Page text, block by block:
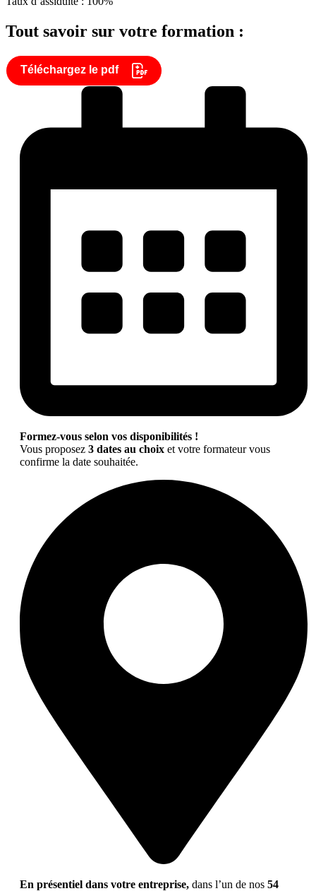
Tout savoir sur votre formation :
Téléchargez le pdf
Formez-vous selon vos disponibilités !
Vous proposez 3 dates au choix et votre formateur vous
confirme la date souhaitée.
En présentiel dans votre entreprise, dans l’un de nos 54